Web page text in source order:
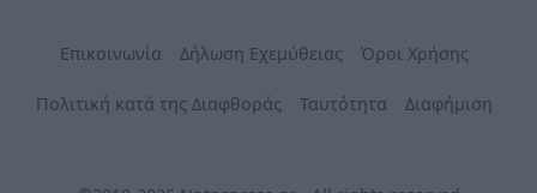
Επικοινωνία Δήλωση Εχεμύθειας Όροι Χρήσης
Πολιτική κατά της Διαφθοράς Ταυτότητα Διαφήμιση